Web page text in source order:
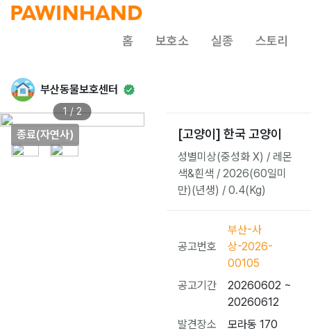
홈 보호소 실종 스토리
부산동물보호센터
종료(자연사)
1 / 2
[고양이] 한국 고양이
성별미상(중성화 X) / 레몬
색&흰색 / 2026(60일미
만)(년생) / 0.4(Kg)
공고번호
부산-사
상-2026-
00105
공고기간
20260602 ~
20260612
발견장소
모라동 170